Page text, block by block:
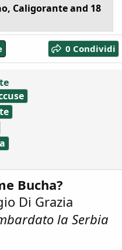
, Caligoranteand 18
0 Condividi
Bucha?
Di Grazia
la Serbia